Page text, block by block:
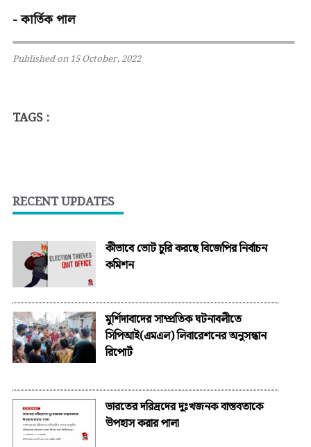
- কার্তিক পাল
Published on 15 October, 2022
TAGS :
RECENT UPDATES
কীভাবে ভোট চুরি করছে বিজেপির নির্বাচন
কমিশন
মুর্শিদাবাদের সাম্প্রতিক ঘটনাবলীতে
সিপিআই(এমএল) লিবারেশনের অনুসন্ধান
রিপোর্ট
ভারতের দরিদ্রদের দুঃখজনক বাস্তবতাকে
উপহাস করার পালা